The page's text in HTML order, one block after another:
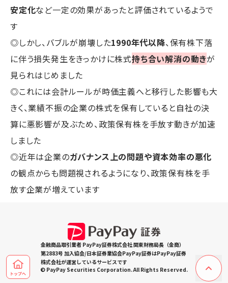
安定化など一定の効果があったと評価されているようで
す
◎しかし、バブルが崩壊した1990年代以降、保有株下落
に伴う損失発生をきっかけに株式持ち合い解消の動きが
見られはじめました
◎これには会計ルールが時価主義へと移行した影響も大
きく、業績不振の企業の株式を保有していると自社の決
算に悪影響が及ぶため、政策保有株を手放す動きが加速
しました
◎近年は企業のガバナンス上の問題や資本効率の悪化
の観点からも問題視されるようになり、政策保有株を手
放す企業が増えています
金融商品取引業者 PayPay証券株式会社 関東財務局長（金商）
第2883号 加入協会/日本証券業協会PayPay証券はPayPay証券
株式会社が運営しているサービスです
© PayPay Securities Corporation. All Rights Reserved.